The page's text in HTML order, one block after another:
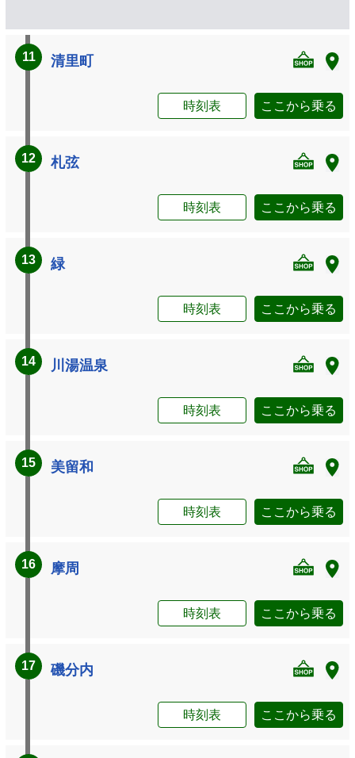
11 清里町
時刻表 ここから乗る
12 札弦
時刻表 ここから乗る
13 緑
時刻表 ここから乗る
14 川湯温泉
時刻表 ここから乗る
15 美留和
時刻表 ここから乗る
16 摩周
時刻表 ここから乗る
17 磯分内
時刻表 ここから乗る